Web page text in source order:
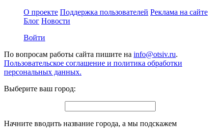
О проекте Поддержка пользователей Реклама на сайте
Блог Новости
Войти
По вопросам работы сайта пишите на info@otsiv.ru.
Пользовательское соглашение и политика обработки
персональных данных.
Выберите ваш город:
Начните вводить название города, а мы подскажем